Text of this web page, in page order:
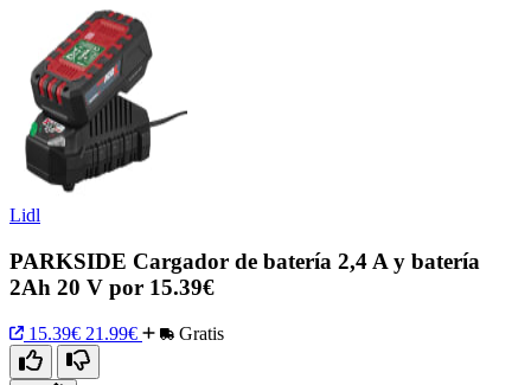
Lidl
PARKSIDE Cargador de batería 2,4 A y batería
2Ah 20 V por 15.39€
15.39€ 21.99€ Gratis